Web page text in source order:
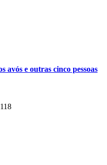
avós e outras cinco pessoas